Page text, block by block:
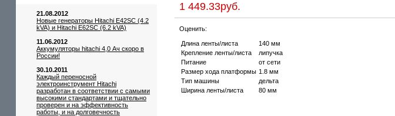
21.08.2012
Новые генераторы Hitachi E42SC (4.2
kVA) и Hitachi E62SC (6.2 kVA)
11.06.2012
Аккумуляторы hitachi 4,0 Ач скоро в
России!
30.10.2011
Каждый переносной
электроинструмент Hitachi
разработан в соответствии с самыми
высокими стандартами и тщательно
проверен и на эффективность
работы, и на долговечность
1 449.33руб.
Оценить:
Длина ленты/листа
140 мм
Крепление ленты/листа
липучка
Питание
от сети
Размер хода платформы 1.8 мм
Тип машины
дельта
Ширина ленты/листа
80 мм